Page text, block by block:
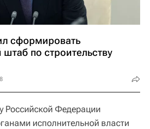
сформировать
по строительству
Российской Федерации
исполнительной власти